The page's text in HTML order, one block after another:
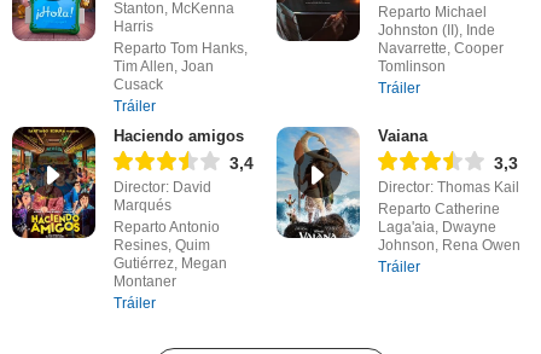
Stanton, McKenna
Harris
Reparto Tom Hanks,
Tim Allen, Joan
Cusack
Tráiler
Reparto Michael
Johnston (II), Inde
Navarrette, Cooper
Tomlinson
Tráiler
Haciendo amigos
3,4
Director: David
Marqués
Reparto Antonio
Resines, Quim
Gutiérrez, Megan
Montaner
Tráiler
Vaiana
3,3
Director: Thomas Kail
Reparto Catherine
Laga'aia, Dwayne
Johnson, Rena Owen
Tráiler